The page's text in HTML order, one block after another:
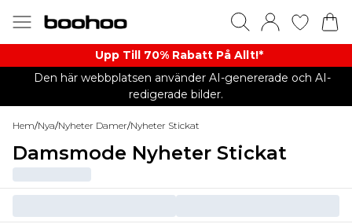
Upp Till 70% Rabatt På Allt!*
Den här webbplatsen använder AI-genererade och AI-
redigerade bilder.
Hem/Nya/Nyheter Damer/Nyheter Stickat
Damsmode Nyheter Stickat